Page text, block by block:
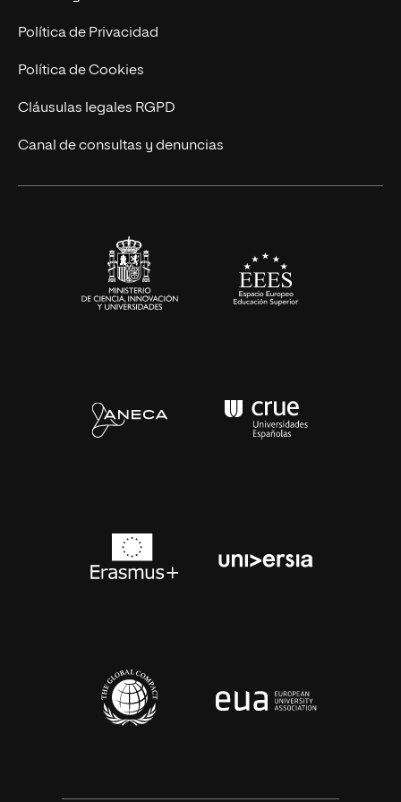
Postgrados
Cursos Universitarios
Trabaja en UNIR
Actualidad
UNIR Revista
Eventos
Política de Privacidad
Política de Cookies
Cláusulas legales RGPD
Canal de consultas y denuncias